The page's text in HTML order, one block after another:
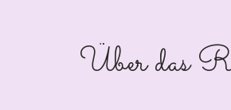
Über das